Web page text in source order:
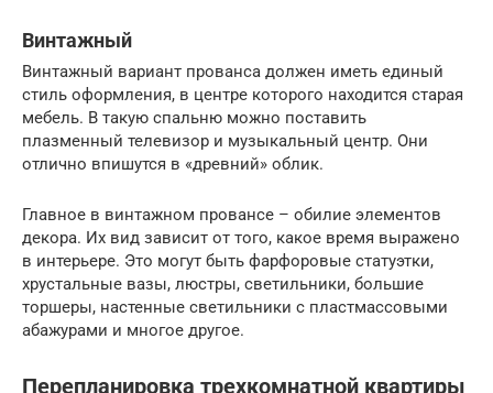
Винтажный
Винтажный вариант прованса должен иметь единый
стиль оформления, в центре которого находится старая
мебель. В такую спальню можно поставить
плазменный телевизор и музыкальный центр. Они
отлично впишутся в «древний» облик.
Главное в винтажном провансе – обилие элементов
декора. Их вид зависит от того, какое время выражено
в интерьере. Это могут быть фарфоровые статуэтки,
хрустальные вазы, люстры, светильники, большие
торшеры, настенные светильники с пластмассовыми
абажурами и многое другое.
Перепланировка трехкомнатной квартиры